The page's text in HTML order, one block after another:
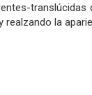
translúcidas
la